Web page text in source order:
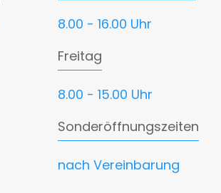
8.00 - 16.00 Uhr
Freitag
8.00 - 15.00 Uhr
Sonderöffnungszeiten
nach Vereinbarung